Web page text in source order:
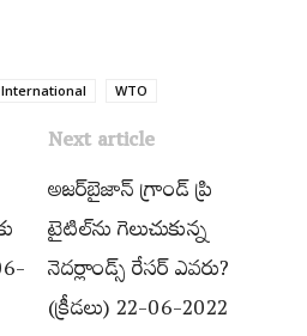
International WTO
Next article
అజర్‌బైజాన్‌ గ్రాండ్‌ ప్రి
టైటిల్‌ను గెలుచుకున్న
నెదర్లాండ్స్​‍ రేసర్ ఎవ‌రు?
(క్రీడలు) 22-06-2022